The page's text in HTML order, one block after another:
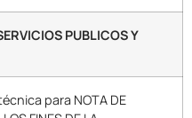
PUBLICOS Y
para NOTA DE